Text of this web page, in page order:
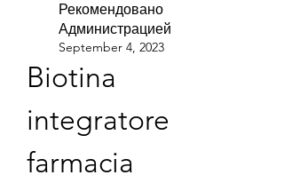
Рекомендовано
Администрацией
September 4, 2023
Biotina
integratore
farmacia